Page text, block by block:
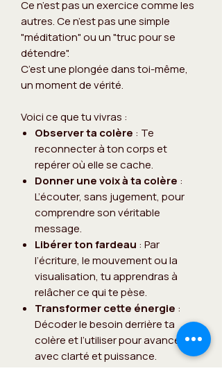
Ce n’est pas un exercice comme les
autres. Ce n’est pas une simple
"méditation" ou un "truc pour se
détendre".
C’est une plongée dans toi-même,
un moment de vérité.
Voici ce que tu vivras :
Observer ta colère : Te
reconnecter à ton corps et
repérer où elle se cache.
Donner une voix à ta colère :
L’écouter, sans jugement, pour
comprendre son véritable
message.
Libérer ton fardeau : Par
l’écriture, le mouvement ou la
visualisation, tu apprendras à
relâcher ce qui te pèse.
Transformer cette énergie :
Décoder le besoin derrière ta
colère et l’utiliser pour avancer
avec clarté et puissance.